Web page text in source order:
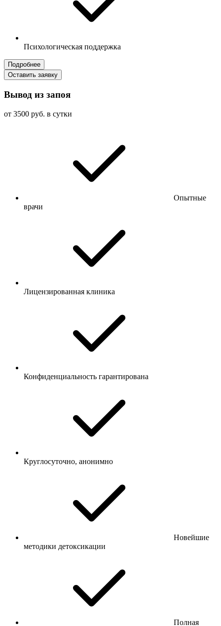
Психологическая поддержка
Подробнее
Оставить заявку
Вывод из запоя
от 3500 руб. в сутки
Опытные
врачи
Лицензированная клиника
Конфиденциальность гарантирована
Круглосуточно, анонимно
Новейшие
методики детоксикации
Полная